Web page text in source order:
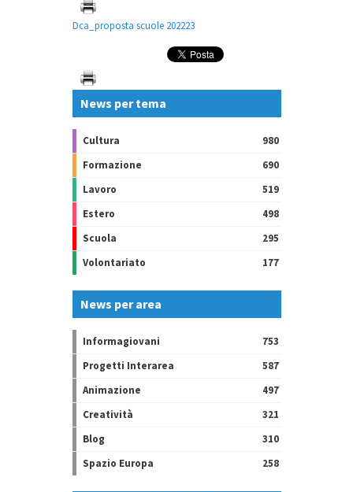
Dca_proposta scuole 202223
News per tema
Cultura
980
Formazione
690
Lavoro
519
Estero
498
Scuola
295
Volontariato
177
News per area
Informagiovani
753
Progetti Interarea
587
Animazione
497
Creatività
321
Blog
310
Spazio Europa
258